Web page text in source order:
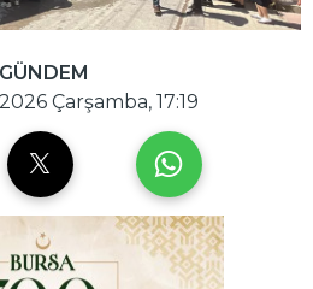
GÜNDEM
Çarşamba, 17:19